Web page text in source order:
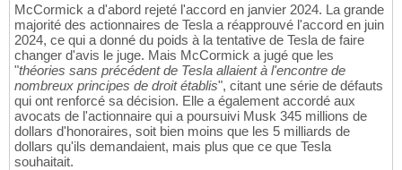
McCormick a d'abord rejeté l'accord en janvier 2024. La grande
majorité des actionnaires de Tesla a réapprouvé l'accord en juin
2024, ce qui a donné du poids à la tentative de Tesla de faire
changer d'avis le juge. Mais McCormick a jugé que les
"théories sans précédent de Tesla allaient à l'encontre de
nombreux principes de droit établis", citant une série de défauts
qui ont renforcé sa décision. Elle a également accordé aux
avocats de l'actionnaire qui a poursuivi Musk 345 millions de
dollars d'honoraires, soit bien moins que les 5 milliards de
dollars qu'ils demandaient, mais plus que ce que Tesla
souhaitait.